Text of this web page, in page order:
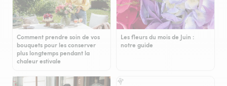
Comment prendre soin de vos
bouquets pour les conserver
plus longtemps pendant la
chaleur estivale
Les fleurs du mois de Juin :
notre guide